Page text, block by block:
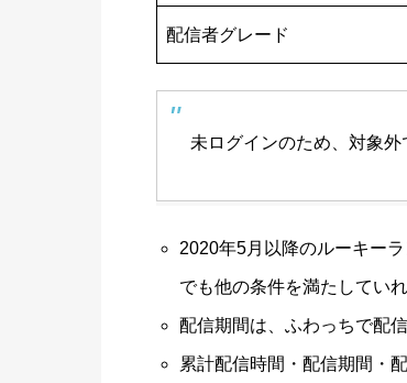
配信者グレード
未ログインのため、対象外
2020年5月以降のルーキー
でも他の条件を満たしてい
配信期間は、ふわっちで配
累計配信時間・配信期間・